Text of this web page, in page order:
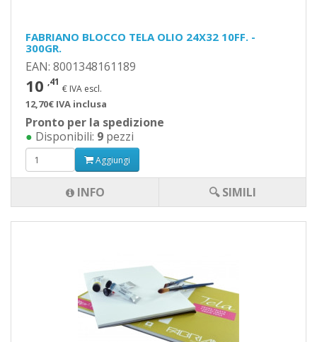
FABRIANO BLOCCO TELA OLIO 24X32 10FF. -
300GR.
EAN: 8001348161189
10 ,41
€ IVA escl.
12,70€ IVA inclusa
Pronto per la spedizione
● Disponibili: 9 pezzi
Aggiungi
INFO 🔍 SIMILI